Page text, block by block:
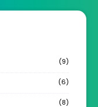
(9)
(6)
(8)